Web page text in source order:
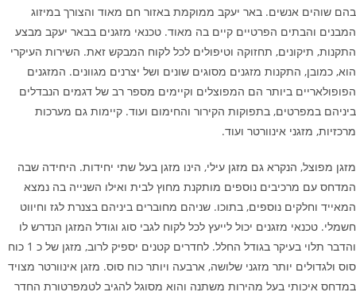
בהם שוהים אנשים. באר יעקב ממוקמת באזור חם מאוד והצורך במיזוג
המבנים והבתים הפרטיים קיים בה מאוד. טכנאי מזגנים בבאר יעקב מבצע
התקנות, תיקונים, תחזוקה וטיפולים לכל לקוח המבקש זאת. השירות העיקרי
הוא, כמובן, התקנות מזגנים מסוגים שונים ושל יצרנים מגוונים. המזגנים
הפופולאריים ביותר הם המפוצלים וקיימים מספר רב של דגמים הנבדלים
ביניהם במפרטים, בתפוקות הקירור והחימום ועוד. קיימות גם מערכות
מרכזיות, מזגני אינוורטר ועוד.
מזגן מפוצל, הנקרא גם מזגן עילי, הינו מזגן בעל שתי יחידות. היחידה שבה
המדחס עם מרכיבים נוספים מותקנת מחוץ לבית ואילו השנייה בה נמצא
המאייד וחלקים נוספים, בתוכו. שניהם מחוברים ביניהם בצנרת לגז וחיווט
חשמלי. טכנאי מזגנים יכול לייעץ לכל לקוח לגבי סוג וגודל המזגן הנדרש לו
והדבר תלוי בעיקר בגודל החלל. לחדרים קטנים יספיק לרוב, מזגן של כ 1 כוח
סוס ולגדולים יותר מזגני שלושה, ארבעה ויותר כוח סוס. מזגן אינוורטר מצויד
במדחס איכותי בעל מהירות משתנה והוא מסוגל להגיב לטמפרטורת החדר